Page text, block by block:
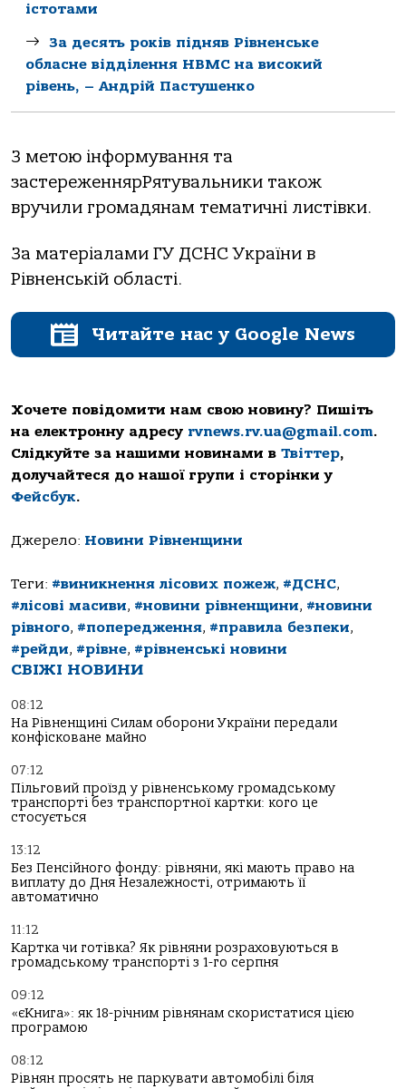
істотами
За десять років підняв Рівненське
обласне відділення НВМС на високий
рівень, – Андрій Пастушенко
З метою інформування та
застереженнярРятувальники також
вручили громадянам тематичні листівки.
За матеріалами ГУ ДСНС України в
Рівненській області.
Читайте нас у Google News
Хочете повідомити нам свою новину? Пишіть
на електронну адресу rvnews.rv.ua@gmail.com.
Слідкуйте за нашими новинами в Твіттер,
долучайтеся до нашої групи і сторінки у
Фейсбук.
Джерело: Новини Рівненщини
Теги: #виникнення лісових пожеж, #ДСНС,
#лісові масиви, #новини рівненщини, #новини
рівного, #попередження, #правила безпеки,
#рейди, #рівне, #рівненські новини
СВІЖІ НОВИНИ
08:12
На Рівненщині Силам оборони України передали
конфісковане майно
07:12
Пільговий проїзд у рівненському громадському
транспорті без транспортної картки: кого це
стосується
13:12
Без Пенсійного фонду: рівняни, які мають право на
виплату до Дня Незалежності, отримають її
автоматично
11:12
Картка чи готівка? Як рівняни розраховуються в
громадському транспорті з 1-го серпня
09:12
«єКнига»: як 18-річним рівнянам скористатися цією
програмою
08:12
Рівнян просять не паркувати автомобілі біля